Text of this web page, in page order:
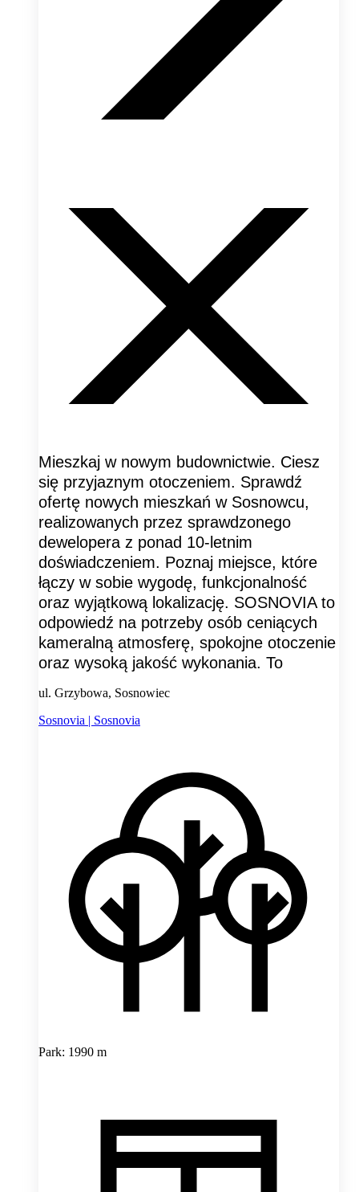
Mieszkaj w nowym budownictwie. Ciesz
się przyjaznym otoczeniem. Sprawdź
ofertę nowych mieszkań w Sosnowcu,
realizowanych przez sprawdzonego
dewelopera z ponad 10-letnim
doświadczeniem. Poznaj miejsce, które
łączy w sobie wygodę, funkcjonalność
oraz wyjątkową lokalizację. SOSNOVIA to
odpowiedź na potrzeby osób ceniących
kameralną atmosferę, spokojne otoczenie
oraz wysoką jakość wykonania. To
ul. Grzybowa, Sosnowiec
Sosnovia | Sosnovia
Park: 1990 m